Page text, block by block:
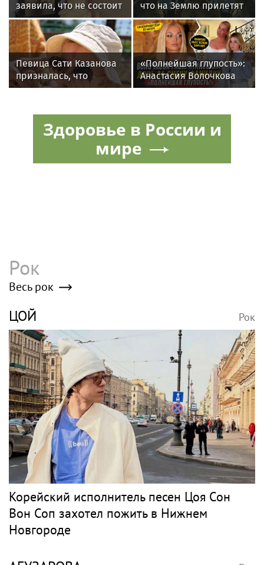
заявила, что не состоит
в отношениях с
молодым журналистом
что на Землю прилетят
инопланетяне
Певица Сати Казанова
призналась, что
назвала дочь в честь
«Полнейшая глупость»:
Анастасия Волочкова
осудила дочь за отказ
фамилии
Здоровье в России и
мире
Рок
Весь рок
ЦОЙ Рок
Корейский исполнитель песен Цоя Сон
Вон Соп захотел пожить в Нижнем
Новгороде